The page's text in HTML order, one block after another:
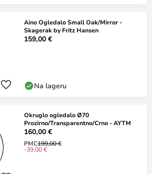
Aino Ogledalo Small Oak/Mirror -
Skagerak by Fritz Hansen
159,00 €
Na lageru
Okruglo ogledalo Ø70
Prozirno/Transparentno/Crno - AYTM
160,00 €
PMC199,00 €
-39,00 €